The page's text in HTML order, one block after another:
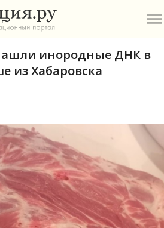
О
П
инородные ДНК в
из Хабаровска